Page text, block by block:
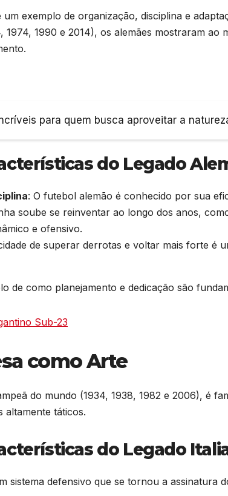
exemplo de organização, disciplina e
1974, 1990 e 2014), os alemães mostraram ao
para quem busca aproveitar a
do Legado
: O futebol alemão é conhecido por sua
soube se reinventar ao longo dos anos,
e ofensivo.
de superar derrotas e voltar mais forte é
de como planejamento e dedicação são
Sub-23
como Arte
do mundo (1934, 1938, 1982 e 2006), é
altamente táticos.
do Legado
sistema defensivo que se tornou a assinatura